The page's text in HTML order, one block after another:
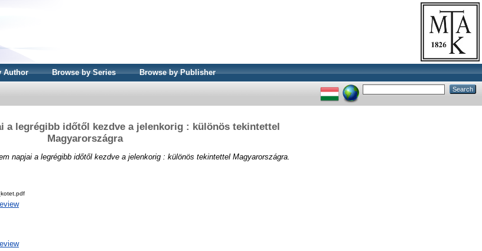
Author Browse by Series Browse by Publisher
a legrégibb időtől kezdve a jelenkorig : különös tekintettel
Magyarországra
napjai a legrégibb időtől kezdve a jelenkorig : különös tekintettel Magyarországra.